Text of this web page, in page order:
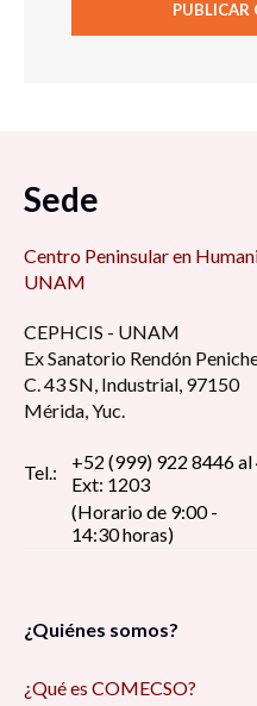
Sede
Centro Peninsular en
UNAM
CEPHCIS - UNAM
Ex Sanatorio Rendón
C. 43 SN, Industrial, 97150
Mérida, Yuc.
Tel.:
+52 (999) 922 8446 al
Ext: 1203
(Horario de 9:00 -
14:30 horas)
¿Quiénes somos?
¿Qué es COMECSO?